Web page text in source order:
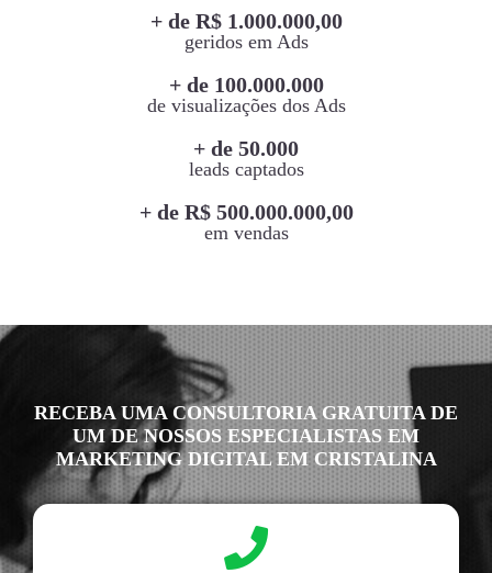
+ de R$ 1.000.000,00
geridos em Ads
+ de 100.000.000
de visualizações dos Ads
+ de 50.000
leads captados
+ de R$ 500.000.000,00
em vendas
RECEBA UMA CONSULTORIA GRATUITA DE
UM DE NOSSOS ESPECIALISTAS EM
MARKETING DIGITAL EM CRISTALINA